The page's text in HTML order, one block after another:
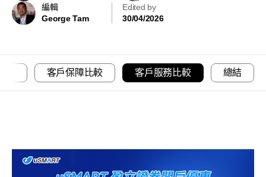
編輯
George Tam
Edited by
30/04/2026
客戶保障比較 客戶服務比較 總結